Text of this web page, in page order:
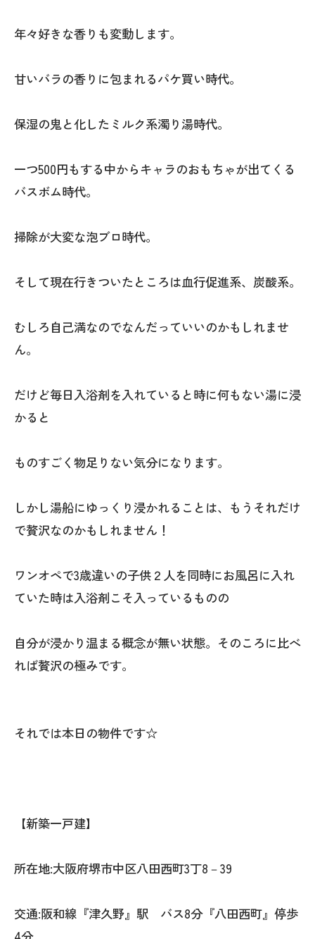
年々好きな香りも変動します。
甘いバラの香りに包まれるパケ買い時代。
保湿の鬼と化したミルク系濁り湯時代。
一つ500円もする中からキャラのおもちゃが出てくる
バスボム時代。
掃除が大変な泡ブロ時代。
そして現在行きついたところは血行促進系、炭酸系。
むしろ自己満なのでなんだっていいのかもしれませ
ん。
だけど毎日入浴剤を入れていると時に何もない湯に浸
かると
ものすごく物足りない気分になります。
しかし湯船にゆっくり浸かれることは、もうそれだけ
で贅沢なのかもしれません！
ワンオペで3歳違いの子供２人を同時にお風呂に入れ
ていた時は入浴剤こそ入っているものの
自分が浸かり温まる概念が無い状態。そのころに比べ
れば贅沢の極みです。
それでは本日の物件です☆
【新築一戸建】
所在地:大阪府堺市中区八田西町3丁8－39
交通:阪和線『津久野』駅 バス8分『八田西町』停歩